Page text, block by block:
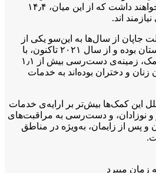
کمک‌های بشردوستانه نیاز خواهند داشت که از این میان، ۱۴٫۴
‌اند.
جاپان از سال‌ها به این‌سو یکی از
شریکای اصلی‌اش در افغانستان بوده و از سال ۲۰۲۱ تاکنون، با
اختصاص ۵٫۱ میلیون دالر کمک، زمینه‌ی دست‌رسی بیش از ۱٫۱
۷۷ درصد آنان زنان و دختران بوده‌اند به خدمات
این کمک‌ها بیش‌تر بر ارایه‌ی خدمات
و نوزادان، و دست‌رسی به مراقبت‌های
و پس از زایمان، به‌ویژه در مناطق